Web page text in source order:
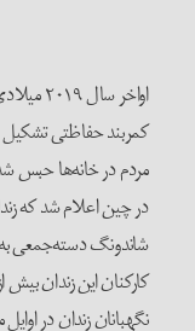
اواخر
کمربند حفاظتی تشکیل
مردم در خانه‌ها حبس
در چین اعلام شد که
شاندونگ دسته‌جمعی به
کارکنان این زندان
نگهبانان زندان در